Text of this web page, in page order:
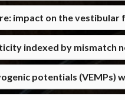
impact on the vestibular
indexed by mismatch
potentials